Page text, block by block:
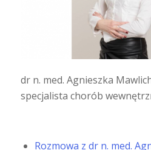
dr n. med. Agnieszka
specjalista chorób
Rozmowa z dr n. med.